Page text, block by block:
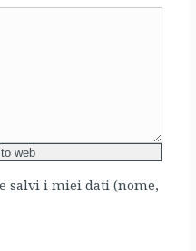
salvi i miei dati (nome,